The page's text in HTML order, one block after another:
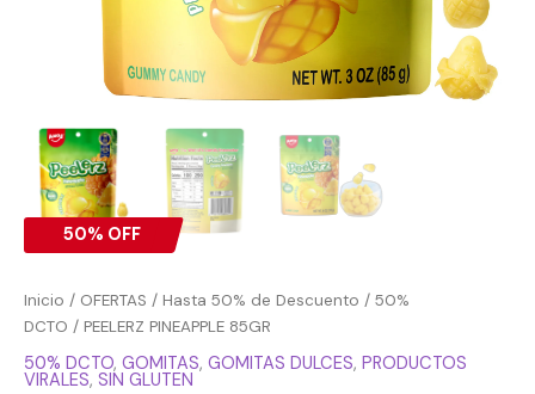
50% OFF
Inicio / OFERTAS / Hasta 50% de Descuento / 50%
DCTO / PEELERZ PINEAPPLE 85GR
50% DCTO, GOMITAS, GOMITAS DULCES, PRODUCTOS
VIRALES, SIN GLUTEN